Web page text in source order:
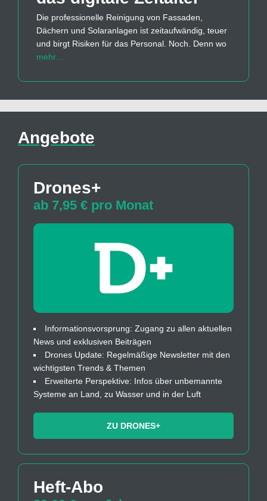
Die professionelle Reinigung von Fassaden,
Dächern und Solaranlagen ist zeitaufwändig, teuer
und birgt Risiken für das Personal. Noch. Denn wo
mehr…
Angebote
Drones+
ab 7,95 € pro Monat
Informationsvorsprung: Zugang zu allen aktuellen
News und exklusiven Beiträgen
Drones Update: Regelmäßige Newsletter mit den
wichtigsten Trends & Themen
Erweiterte Perspektive: Infos über unbemannte
Systeme an Land, zu Wasser und in der Luft
ZU DRONES+
Heft-Abo